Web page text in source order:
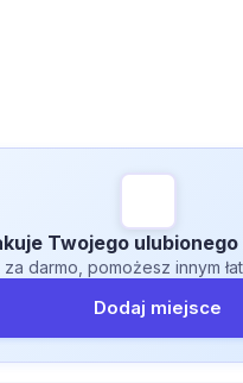
Twojego ulubionego
darmo, pomożesz innym
Dodaj miejsce